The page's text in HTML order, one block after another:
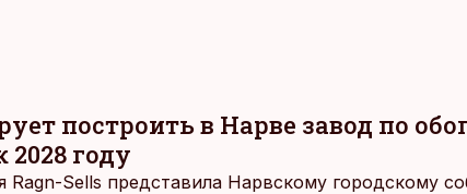
построить в Нарве завод по
году
Ragn-Sells представила Нарвскому городскому